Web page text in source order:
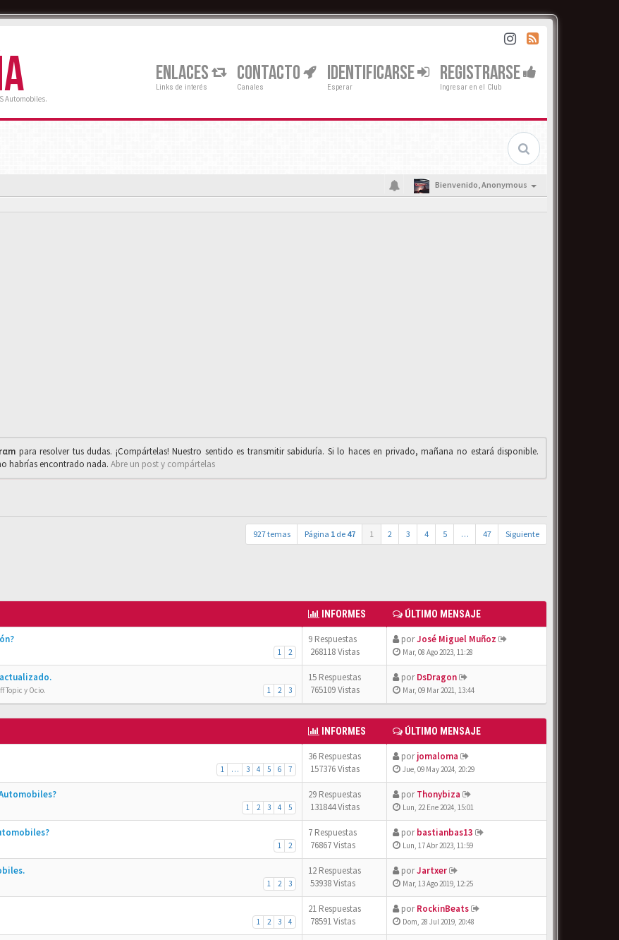
Automobiles.
ENLACES
Links de interés
CONTACTO
Canales
IDENTIFICARSE
Esperar
REGISTRARSE
Ingresar en el Club
Bienvenido,Anonymous
para resolver tus dudas. ¡Compártelas! Nuestro sentido es transmitir sabiduría. Si lo haces en privado, mañana no estará disponible.
habrías encontrado nada. Abre un post y compártelas
927 temas Página 1 de 47 1 2 3 4 5 … 47 Siguiente
INFORMES ÚLTIMO MENSAJE
1 2
9 Respuestas
268118 Vistas
porJosé Miguel Muñoz
Mar, 08 Ago 2023, 11:28
actualizado.
1 2 3
Topic y Ocio.
15 Respuestas
765109 Vistas
porDsDragon
Mar, 09 Mar 2021, 13:44
INFORMES ÚLTIMO MENSAJE
1 … 3 4 5 6 7
36 Respuestas
157376 Vistas
porjomaloma
Jue, 09 May 2024, 20:29
1 2 3 4 5
29 Respuestas
131844 Vistas
porThonybiza
Lun, 22 Ene 2024, 15:01
1 2
7 Respuestas
76867 Vistas
porbastianbas13
Lun, 17 Abr 2023, 11:59
1 2 3
12 Respuestas
53938 Vistas
porJartxer
Mar, 13 Ago 2019, 12:25
1 2 3 4
21 Respuestas
78591 Vistas
porRockinBeats
Dom, 28 Jul 2019, 20:48